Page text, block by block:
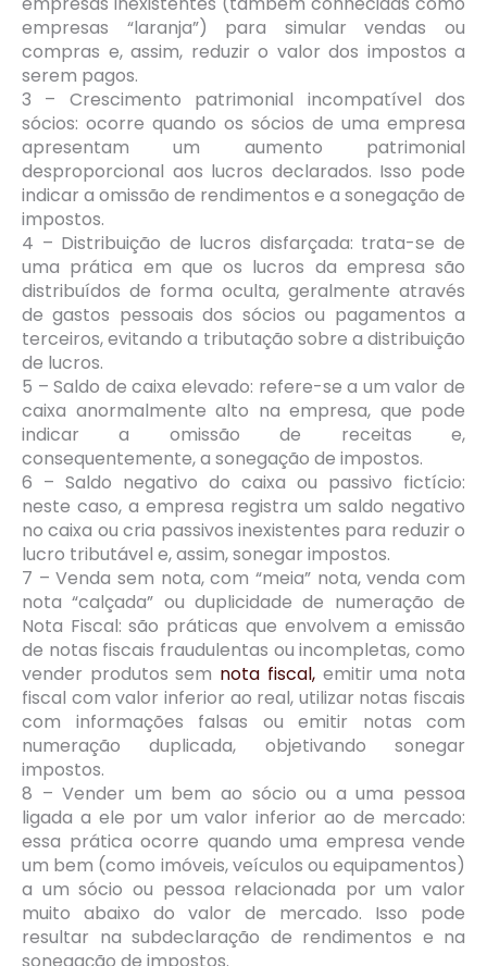
empresas “laranja”) para simular vendas ou
compras e, assim, reduzir o valor dos impostos a
serem pagos.
3 – Crescimento patrimonial incompatível dos
sócios: ocorre quando os sócios de uma empresa
apresentam um aumento patrimonial
desproporcional aos lucros declarados. Isso pode
indicar a omissão de rendimentos e a sonegação de
impostos.
4 – Distribuição de lucros disfarçada: trata-se de
uma prática em que os lucros da empresa são
distribuídos de forma oculta, geralmente através
de gastos pessoais dos sócios ou pagamentos a
terceiros, evitando a tributação sobre a distribuição
de lucros.
5 – Saldo de caixa elevado: refere-se a um valor de
caixa anormalmente alto na empresa, que pode
indicar a omissão de receitas e,
consequentemente, a sonegação de impostos.
6 – Saldo negativo do caixa ou passivo fictício:
neste caso, a empresa registra um saldo negativo
no caixa ou cria passivos inexistentes para reduzir o
lucro tributável e, assim, sonegar impostos.
7 – Venda sem nota, com “meia” nota, venda com
nota “calçada” ou duplicidade de numeração de
Nota Fiscal: são práticas que envolvem a emissão
de notas fiscais fraudulentas ou incompletas, como
vender produtos sem nota fiscal,emitir uma nota
fiscal com valor inferior ao real, utilizar notas fiscais
com informações falsas ou emitir notas com
numeração duplicada, objetivando sonegar
impostos.
8 – Vender um bem ao sócio ou a uma pessoa
ligada a ele por um valor inferior ao de mercado:
essa prática ocorre quando uma empresa vende
um bem (como imóveis, veículos ou equipamentos)
a um sócio ou pessoa relacionada por um valor
muito abaixo do valor de mercado. Isso pode
resultar na subdeclaração de rendimentos e na
sonegação de impostos.